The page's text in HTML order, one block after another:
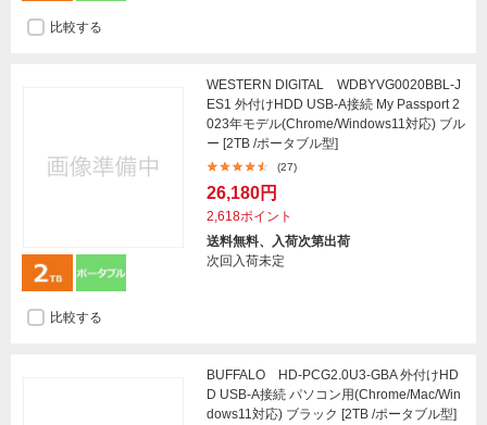
比較する
WESTERN DIGITAL WDBYVG0020BBL-J
ES1 外付けHDD USB-A接続 My Passport 2
023年モデル(Chrome/Windows11対応) ブル
ー [2TB /ポータブル型]
(27)
26,180円
2,618ポイント
送料無料、入荷次第出荷
次回入荷未定
比較する
BUFFALO HD-PCG2.0U3-GBA 外付けHD
D USB-A接続 パソコン用(Chrome/Mac/Win
dows11対応) ブラック [2TB /ポータブル型]